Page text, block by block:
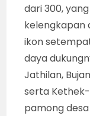
dari 300,
kelengkapan
ikon
daya
Jathilan,
serta
pamong